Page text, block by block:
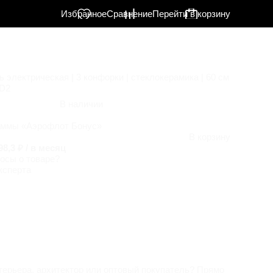
ИзбранноеСравнениеПерейти в корзину